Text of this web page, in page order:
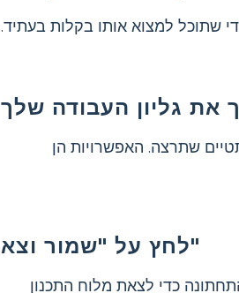
שתוכל למצוא אותו בקלות בעתיד.
את גליון העבודה שלך
שתרצה. האפשרויות הן
לחץ על "שמור וצא"
כדי לצאת מלוח התכנון